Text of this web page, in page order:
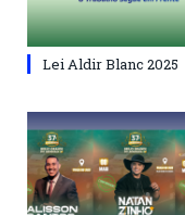
Lei Aldir Blanc 2025